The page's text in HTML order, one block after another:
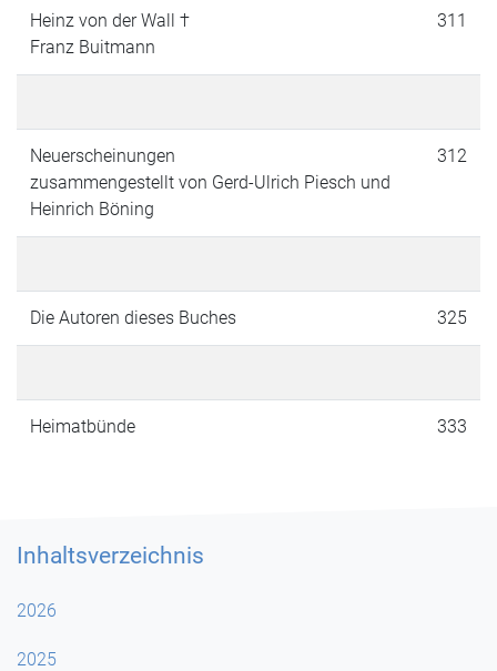
Heinz von der Wall †
Franz Buitmann
311
Neuerscheinungen
zusammengestellt von Gerd-Ulrich Piesch und
Heinrich Böning
312
Die Autoren dieses Buches 325
Heimatbünde 333
Inhaltsverzeichnis
2026
2025